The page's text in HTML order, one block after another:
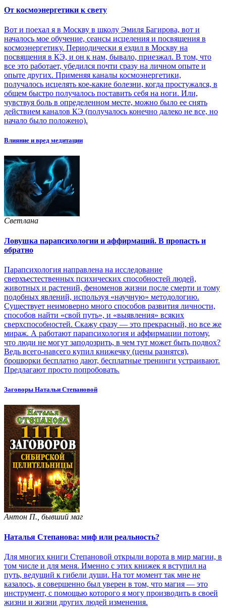
От космоэнергетики к свету
Вот и поехал я в Москву в школу Эмиля Багирова, вот и
началось мое обучение, сеансы исцеления и посвящения в
космоэнергетику. Периодически я ездил в Москву на
посвящения в КЭ, и он к нам, бывало, приезжал. В том, что
все это работает, убедился почти сразу на личном опыте и
опыте других. Применяя каналы космоэнергетики,
получалось исцелять кое-какие болезни, когда простужался, в
общем быстро получалось поставить себя на ноги. Или,
чувствуя боль в определенном месте, можно было ее снять
действием каналов КЭ (получалось конечно далеко не все, но
начало было положено).
Влияние и вред медитации
Светлана
Ловушка парапсихологии и аффирмаций. В пропасть и
обратно
Парапсихология направлена на исследование
сверхъестественных психических способностей людей,
животных и растений, феноменов жизни после смерти и тому
подобных явлений, используя «научную» методологию.
Существует неимоверно много способов развития личности,
способов найти «свой путь», и «выявления» всяких
сверхспособностей. Скажу сразу — это прекрасный, но все же
мираж. А работают парапсихология и аффирмации потому,
что люди не могут заподозрить, в чем тут может быть подвох?
Ведь всего-навсего купил книжечку (цены разнятся),
брошюрки бесплатно дают, бесплатные тренинги устраивают.
Предлагают просто попробовать.
Заговоры Натальи Степановой
Антон П., бывший маг
Наталья Степанова: миф или реальность?
Для многих книги Степановой открыли ворота в мир магии, в
том числе и для меня. Именно с этих книжек я вступил на
путь, ведущий к гибели души. На тот момент так мне не
казалось, я совершенно был уверен в том, что магия — это
инструмент, с помощью которого я могу производить в своей
жизни и жизни других людей изменения.